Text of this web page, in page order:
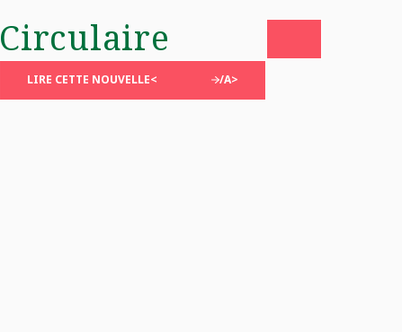
Circulaire
LIRE CETTE NOUVELLE< /A>